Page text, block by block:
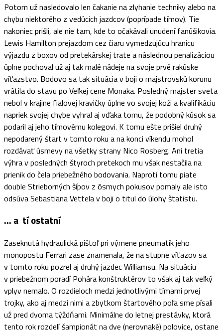
Potom už nasledovalo len čakanie na zlyhanie techniky alebo na
chybu niektorého z vedúcich jazdcov (poprípade tímov). Tie
nakoniec prišli, ale nie tam, kde to očakávali unudení fanúšikovia.
Lewis Hamilton prejazdom cez čiaru vymedzujúcu hranicu
výjazdu z boxov od pretekárskej trate a následnou penalizáciou
úplne pochoval už aj tak malé nádeje na svoje prvé rakúske
víťazstvo. Bodovo sa tak situácia v boji o majstrovskú korunu
vrátila do stavu po Veľkej cene Monaka. Posledný majster sveta
nebol v krajine fialovej kravičky úplne vo svojej koži a kvalifikáciu
napriek svojej chybe vyhral aj vďaka tomu, že podobný kúsok sa
podaril aj jeho tímovému kolegovi. K tomu ešte prišiel druhý
nepodarený štart v tomto roku a na konci víkendu mohol
rozdávať úsmevy na všetky strany Nico Rosberg. Ani tretia
výhra v posledných štyroch pretekoch mu však nestačila na
prienik do čela priebežného bodovania. Naproti tomu piate
double Strieborných šípov z ôsmych pokusov pomaly ale isto
odsúva Sebastiana Vettela v boji o titul do úlohy štatistu.
… a tí ostatní
Zaseknutá hydraulická pištoľ pri výmene pneumatík jeho
monopostu Ferrari zase znamenala, že na stupne víťazov sa
v tomto roku pozrel aj druhý jazdec Williamsu. Na situáciu
v priebežnom poradí Pohára konštruktérov to však aj tak veľký
vplyv nemalo. O rozdieloch medzi jednotlivými tímami prvej
trojky, ako aj medzi nimi a zbytkom štartového poľa sme písali
už pred dvoma týždňami. Minimálne do letnej prestávky, ktorá
tento rok rozdelí šampionát na dve (nerovnaké) polovice, ostane